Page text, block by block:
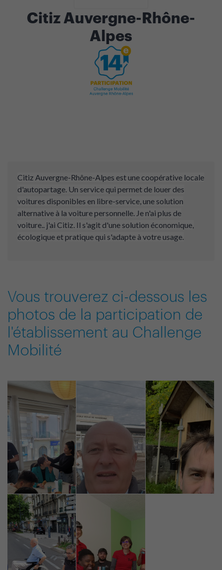
Citiz Auvergne-Rhône-
Alpes
Citiz Auvergne-Rhône-Alpes est une coopérative locale
d'autopartage. Un service qui permet de louer des
voitures disponibles en libre-service, une solution
alternative à la voiture personnelle. Je n'ai plus de
voiture.. j'ai Citiz. Il s'agit d'une solution économique,
écologique et pratique qui s'adapte à votre usage.
Vous trouverez ci-dessous les
photos de la participation de
l'établissement au Challenge
Mobilité